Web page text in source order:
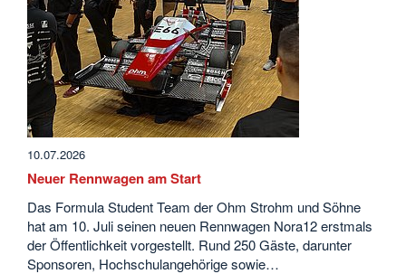
10.07.2026
Neuer Rennwagen am Start
Das Formula Student Team der Ohm Strohm und Söhne
hat am 10. Juli seinen neuen Rennwagen Nora12 erstmals
der Öffentlichkeit vorgestellt. Rund 250 Gäste, darunter
Sponsoren, Hochschulangehörige sowie…